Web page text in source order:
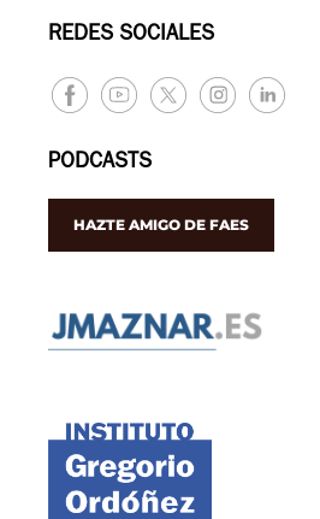
REDES SOCIALES
PODCASTS
HAZTE AMIGO DE FAES